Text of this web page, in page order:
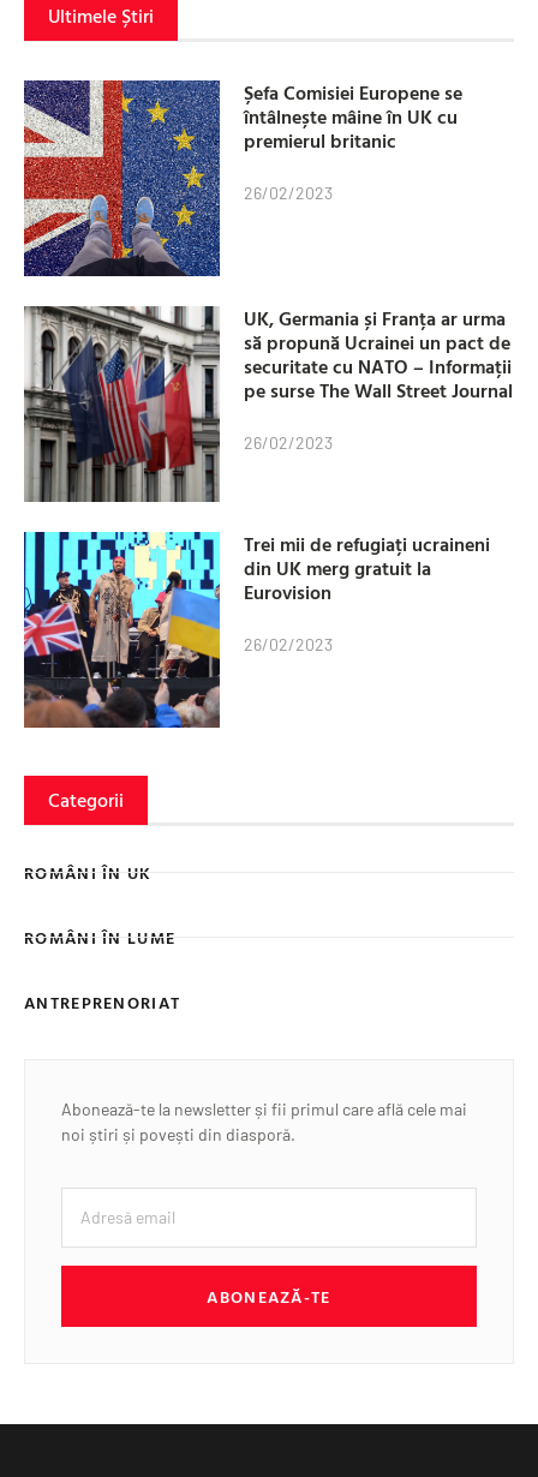
Ultimele Știri
Șefa Comisiei Europene se
întâlnește mâine în UK cu
premierul britanic
26/02/2023
UK, Germania și Franța ar urma
să propună Ucrainei un pact de
securitate cu NATO – Informații
pe surse The Wall Street Journal
26/02/2023
Trei mii de refugiați ucraineni
din UK merg gratuit la
Eurovision
26/02/2023
Categorii
ROMÂNI ÎN UK
ROMÂNI ÎN LUME
ANTREPRENORIAT
Abonează-te la newsletter și fii primul care află cele mai
noi știri și povești din diasporă.
ABONEAZĂ-TE